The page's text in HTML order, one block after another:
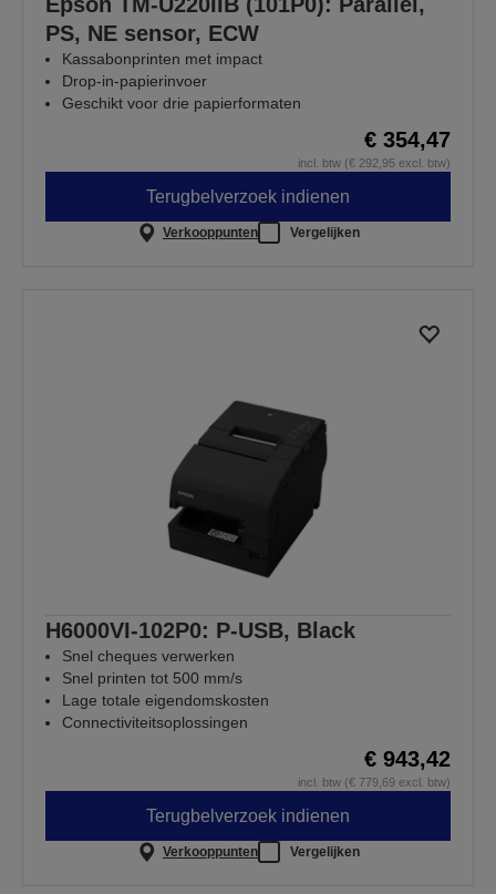
PS, NE sensor, ECW
Kassabonprinten met impact
Drop-in-papierinvoer
Geschikt voor drie papierformaten
€ 354,47
incl. btw (€ 292,95 excl. btw)
Terugbelverzoek indienen
Verkooppunten Vergelijken
H6000VI-102P0: P-USB, Black
Snel cheques verwerken
Snel printen tot 500 mm/s
Lage totale eigendomskosten
Connectiviteitsoplossingen
€ 943,42
incl. btw (€ 779,69 excl. btw)
Terugbelverzoek indienen
Verkooppunten Vergelijken